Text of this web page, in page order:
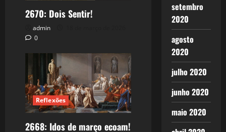
2670: Dois Sentir!
admin
0
Reflexões
2668: Idos de março ecoam!
setembro
2020
agosto
2020
julho 2020
junho 2020
maio 2020